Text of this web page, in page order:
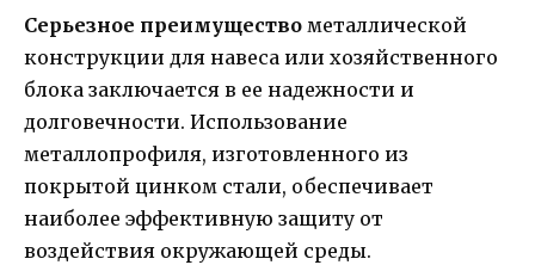
Серьезное преимущество металлической
конструкции для навеса или хозяйственного
блока заключается в ее надежности и
долговечности. Использование
металлопрофиля, изготовленного из
покрытой цинком стали, обеспечивает
наиболее эффективную защиту от
воздействия окружающей среды.